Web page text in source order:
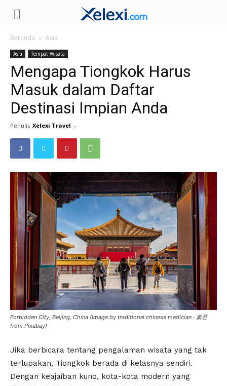
Xelexi.com/id
Beranda Asia
Asia Tempat Wisata
Mengapa Tiongkok Harus
Masuk dalam Daftar
Destinasi Impian Anda
Penulis Xelexi Travel -
Forbidden City, Beijing, China (Image by traditional chinese medician · 素君
from Pixabay)
Jika berbicara tentang pengalaman wisata yang tak
terlupakan, Tiongkok berada di kelasnya sendiri.
Dengan keajaiban kuno, kota-kota modern yang